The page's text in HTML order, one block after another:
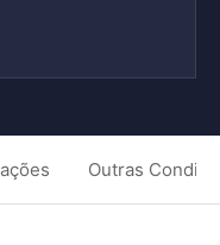
Outras